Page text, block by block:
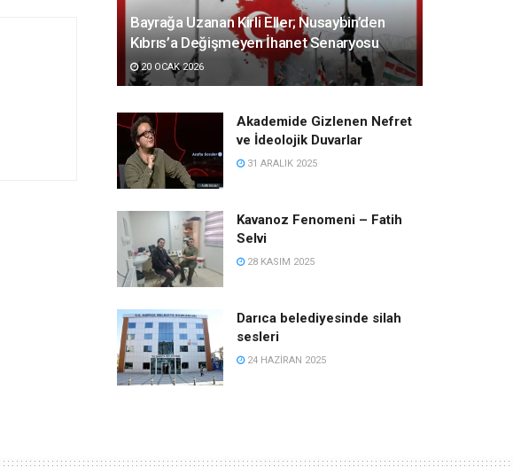
Bayrağa Uzanan Kirli Eller; Nusaybin’den
Kıbrıs’a Değişmeyen İhanet Senaryosu
20 OCAK 2026
Akademide Gizlenen Nefret
ve İdeolojik Duvarlar
31 ARALIK 2025
Kavanoz Fenomeni – Fatih
Selvi
28 KASIM 2025
Darıca belediyesinde silah
sesleri
24 HAZIRAN 2025